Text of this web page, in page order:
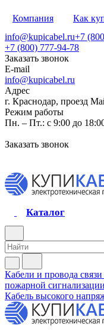
Компания Как
info@kupicabel.ru+7
+7 (800) 777-94-78
Заказать звонок
E-mail
info@kupicabel.ru
Адрес
г. Краснодар, проезд
Режим работы
Пн. – Пт.: с 9:00 до
Заказать звонок
Каталог
Кабели и провода связи
пожарной сигнализации
Кабель высокого